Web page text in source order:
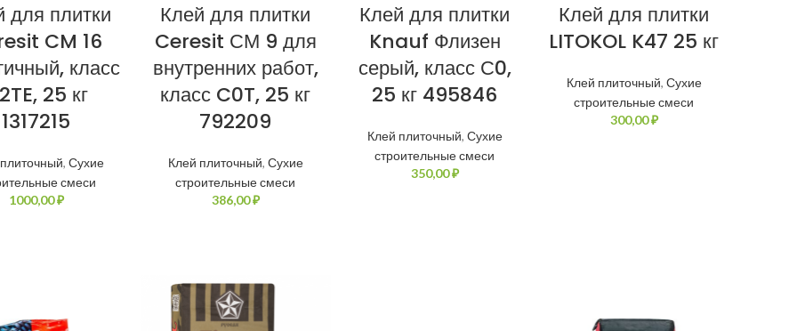
для плитки
CM 16
класс
25 кг
1317215
, Сухие
смеси
₽
Клей для плитки
Ceresit СМ 9 для
внутренних работ,
класс C0T, 25 кг
792209
Клей плиточный, Сухие
строительные смеси
₽
Клей для плитки
Knauf Флизен
серый, класс С0,
25 кг 495846
Клей плиточный, Сухие
строительные смеси
₽
Клей для плитки
LITOKOL K47 25 кг
Клей плиточный, Сухие
строительные смеси
₽